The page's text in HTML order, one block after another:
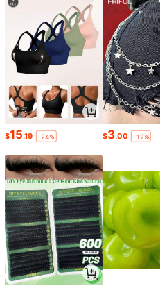
$15.19 -24% $3.00 -12%